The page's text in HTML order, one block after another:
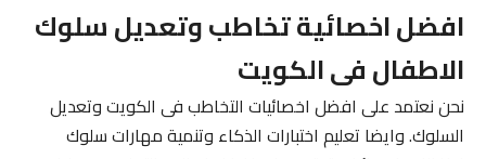
افضل اخصائية تخاطب وتعديل سلوك
الاطفال فى الكويت
نحن نعتمد على افضل اخصائيات التخاطب فى الكويت وتعديل
السلوك. وايضا تعليم اختبارات الذكاء وتنمية مهارات سلوك